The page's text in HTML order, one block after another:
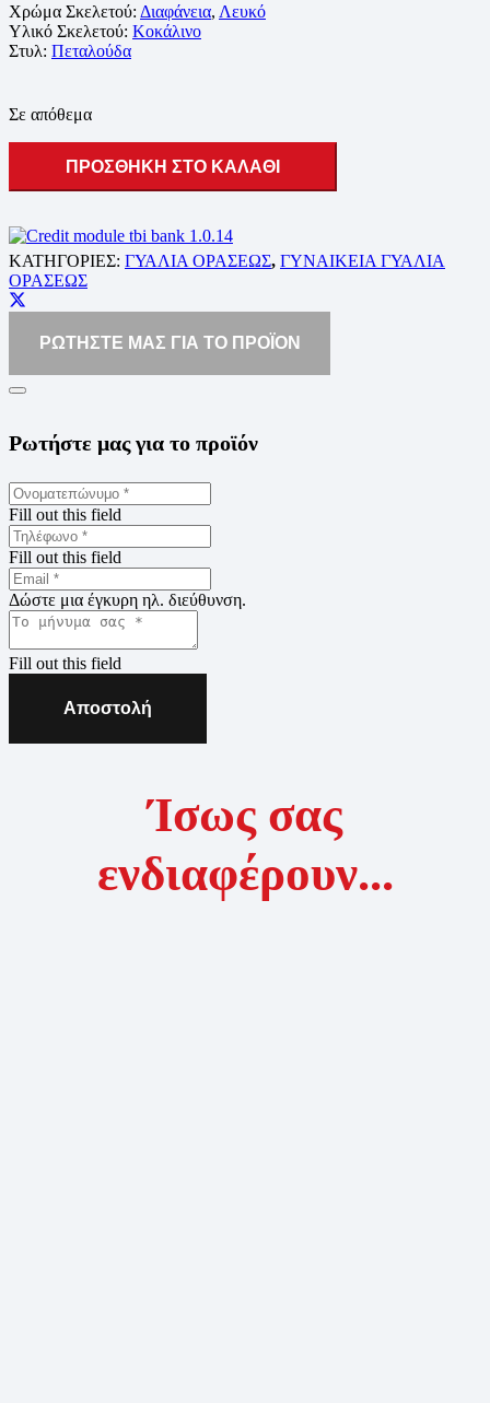
Χρώμα Σκελετού: Διαφάνεια, Λευκό
Υλικό Σκελετού: Κοκάλινο
Στυλ: Πεταλούδα
Σε απόθεμα
ΠΡΟΣΘΗΚΗ ΣΤΟ ΚΑΛΑΘΙ
ΚΑΤΗΓΟΡΙΕΣ: ΓΥΑΛΙΑ ΟΡΑΣΕΩΣ, ΓΥΝΑΙΚΕΙΑ ΓΥΑΛΙΑ
ΟΡΑΣΕΩΣ
ΡΩΤΗΣΤΕ ΜΑΣ ΓΙΑ ΤΟ ΠΡΟΪΟΝ
Ρωτήστε μας για το προϊόν
Fill out this field
Fill out this field
Δώστε μια έγκυρη ηλ. διεύθυνση.
Fill out this field
Αποστολή
Ίσως σας
ενδιαφέρουν...